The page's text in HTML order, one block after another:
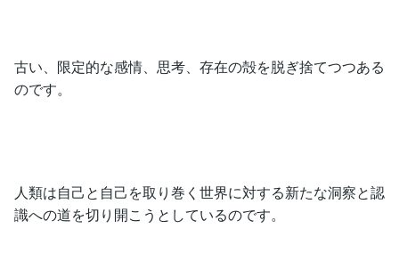
古い、限定的な感情、思考、存在の殻を脱ぎ捨てつつある
のです。
人類は自己と自己を取り巻く世界に対する新たな洞察と認
識への道を切り開こうとしているのです。